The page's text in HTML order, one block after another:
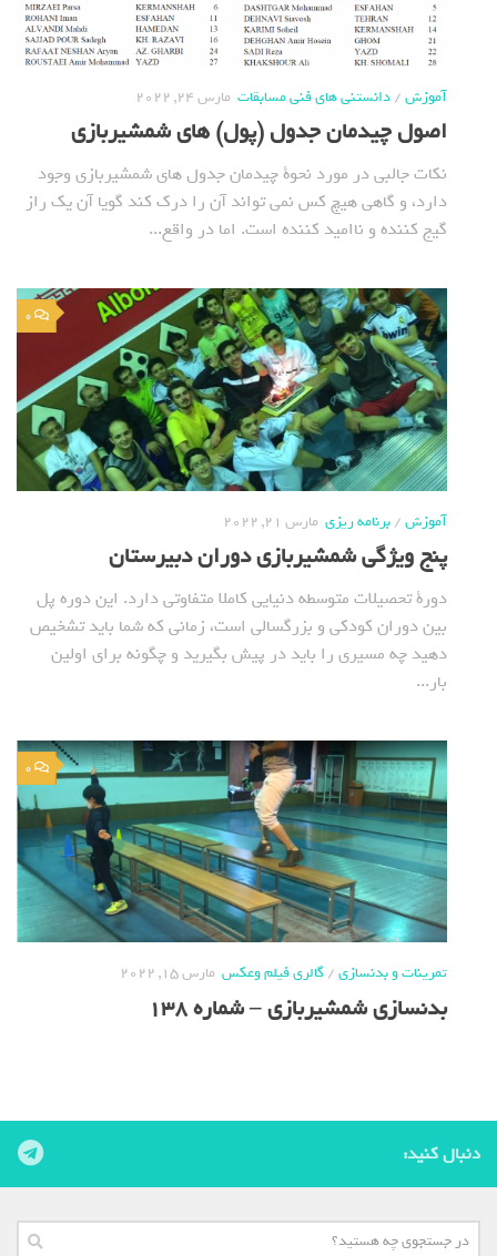
آموزش/دانستنی های فنی مسابقات مارس 24, 2022
اصول چیدمان جدول (پول) های شمشیربازی
نکات جالبی در مورد نحوة چیدمان جدول های شمشیربازی وجود
دارد، و گاهی هیچ کس نمی تواند آن را درک کند گویا آن یک راز
گیج کننده و ناامید کننده است. اما در واقع...
0
آموزش/برنامه ریزی مارس 21, 2022
پنج ویژگی شمشیربازی دوران دبیرستان
دورة تحصیلات متوسطه دنیایی کاملا متفاوتی دارد. این دوره پل
بین دوران کودکی و بزرگسالی است، زمانی که شما باید تشخیص
دهید چه مسیری را باید در پیش بگیرید و چگونه برای اولین
بار...
0
تمرینات و بدنسازی/گالری فیلم وعکس مارس 15, 2022
بدنسازی شمشیربازی – شماره 138
دنبال کنید: